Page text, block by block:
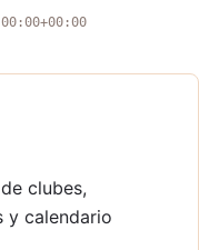
clubes,
y calendario